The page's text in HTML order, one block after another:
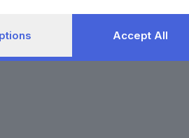
Accept All